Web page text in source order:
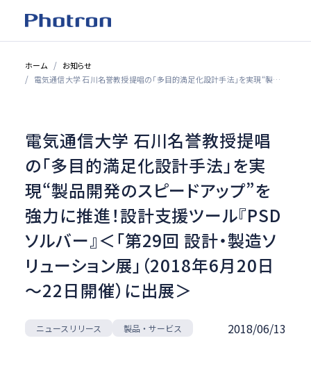
ホーム
お知らせ
電気通信大学 石川名誉教授提唱の「多目的満足化設計手法」を実現“製品開発のスピードアップ”を強力に推進！設計支援ツール『PSDソルバー』＜「第29回 設計・製造ソリューション展」（2018年6月20日～22日開催）に出展＞
電気通信大学 石川名誉教授提唱
の「多目的満足化設計手法」を実
現“製品開発のスピードアップ”を
強力に推進！設計支援ツール『PSD
ソルバー』＜「第29回 設計・製造ソ
リューション展」（2018年6月20日
～22日開催）に出展＞
ニュースリリース 製品・サービス 2018/06/13